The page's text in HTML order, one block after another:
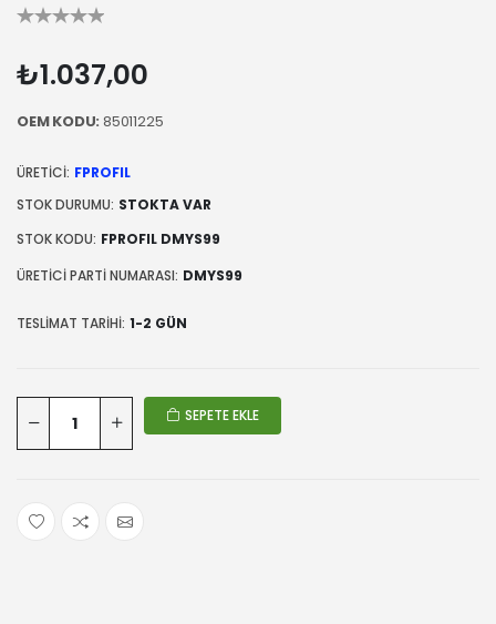
₺1.037,00
OEM KODU:85011225
ÜRETICI: FPROFIL
STOK DURUMU: STOKTA VAR
STOK KODU: FPROFIL DMYS99
ÜRETICI PARTI NUMARASI: DMYS99
TESLIMAT TARIHI: 1-2 GÜN
SEPETE EKLE